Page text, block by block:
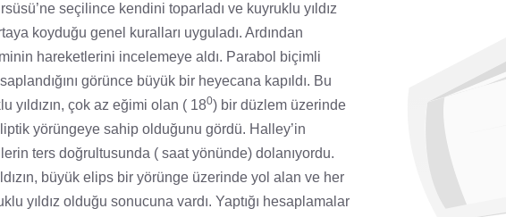
seçilince kendini toparladı ve kuyruklu yıldız
koyduğu genel kuralları uyguladı. Ardından
hareketlerini incelemeye aldı. Parabol biçimli
görünce büyük bir heyecana kapıldı. Bu
yıldızın, çok az eğimi olan ( 180) bir düzlem üzerinde
yörüngeye sahip olduğunu gördü. Halley’in
ters doğrultusunda ( saat yönünde) dolanıyordu.
büyük elips bir yörünge üzerinde yol alan ve her
yıldız olduğu sonucuna vardı. Yaptığı hesaplamalar